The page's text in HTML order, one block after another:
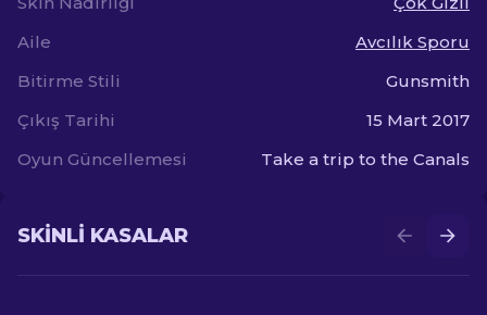
Aile
Avcılık Sporu
Bitirme Stili
Gunsmith
Çıkış Tarihi
15 Mart 2017
Oyun Güncellemesi
Take a trip to the Canals
SKINLI KASALAR